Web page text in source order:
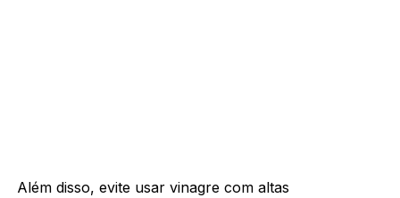
Além disso, evite usar vinagre com altas